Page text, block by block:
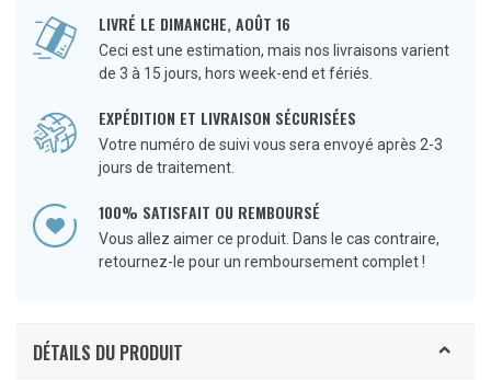
LIVRÉ LE DIMANCHE, AOÛT 16
Ceci est une estimation, mais nos livraisons varient
de 3 à 15 jours, hors week-end et fériés.
EXPÉDITION ET LIVRAISON SÉCURISÉES
Votre numéro de suivi vous sera envoyé après 2-3
jours de traitement.
100% SATISFAIT OU REMBOURSÉ
Vous allez aimer ce produit. Dans le cas contraire,
retournez-le pour un remboursement complet !
DÉTAILS DU PRODUIT